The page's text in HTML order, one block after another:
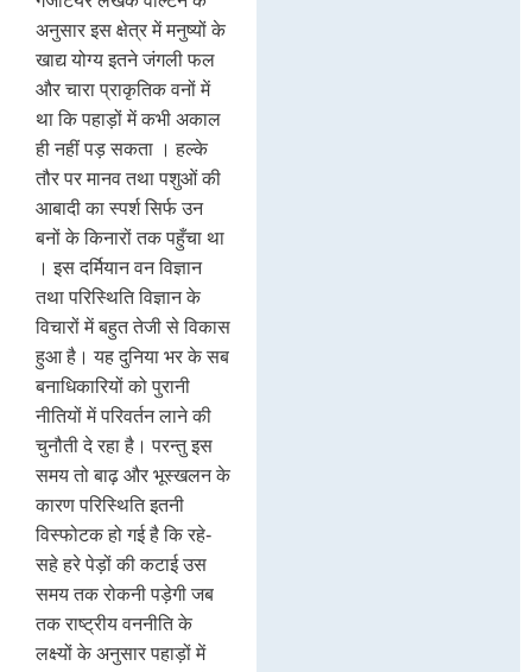
अनुसार इस क्षेत्र में मनुष्यों के
खाद्य योग्य इतने जंगली फल
और चारा प्राकृतिक वनों में
था कि पहाड़ों में कभी अकाल
ही नहीं पड़ सकता । हल्के
तौर पर मानव तथा पशुओं की
आबादी का स्पर्श सिर्फ उन
बनों के किनारों तक पहुँचा था
। इस दर्मियान वन विज्ञान
तथा परिस्थिति विज्ञान के
विचारों में बहुत तेजी से विकास
हुआ है। यह दुनिया भर के सब
बनाधिकारियों को पुरानी
नीतियों में परिवर्तन लाने की
चुनौती दे रहा है। परन्तु इस
समय तो बाढ़ और भूस्खलन के
कारण परिस्थिति इतनी
विस्फोटक हो गई है कि रहे-
सहे हरे पेड़ों की कटाई उस
समय तक रोकनी पड़ेगी जब
तक राष्ट्रीय वननीति के
लक्ष्यों के अनुसार पहाड़ों में